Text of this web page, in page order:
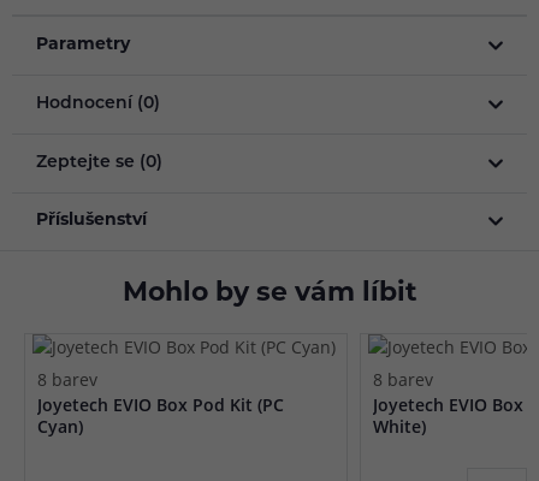
Parametry
Hodnocení (0)
Zeptejte se (0)
Příslušenství
Mohlo by se vám líbit
8 barev
Joyetech EVIO Box Pod Kit (PC
Cyan)
8 barev
Joyetech EVIO Box
White)